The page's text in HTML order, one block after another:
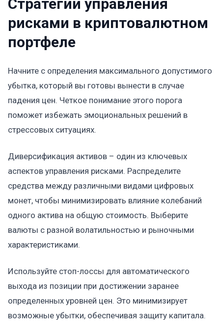
Стратегии управления
рисками в криптовалютном
портфеле
Начните с определения максимального допустимого
убытка, который вы готовы вынести в случае
падения цен. Четкое понимание этого порога
поможет избежать эмоциональных решений в
стрессовых ситуациях.
Диверсификация активов – один из ключевых
аспектов управления рисками. Распределите
средства между различными видами цифровых
монет, чтобы минимизировать влияние колебаний
одного актива на общую стоимость. Выберите
валюты с разной волатильностью и рыночными
характеристиками.
Используйте стоп-лоссы для автоматического
выхода из позиции при достижении заранее
определенных уровней цен. Это минимизирует
возможные убытки, обеспечивая защиту капитала.